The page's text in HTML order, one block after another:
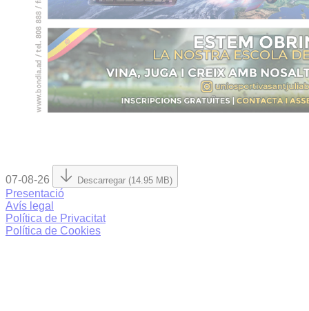
07-08-26 Descarregar (14.95 MB)
Presentació
Avís legal
Política de Privacitat
Política de Cookies